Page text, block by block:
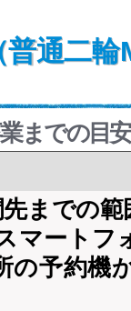
通二輪
までの目
までの範
マートフ
の予約機